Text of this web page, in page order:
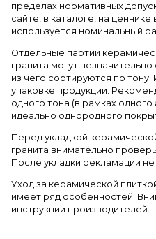
пределах нормативных
сайте, в каталоге, на
используется номинальный
Отдельные партии
гранита могут
из чего сортируются по
упаковке продукции.
одного тона (в рамках одного
идеально однородного
Перед укладкой
гранита внимательно
После укладки рекламации
Уход за керамической
имеет ряд особенностей.
инструкции производителей.